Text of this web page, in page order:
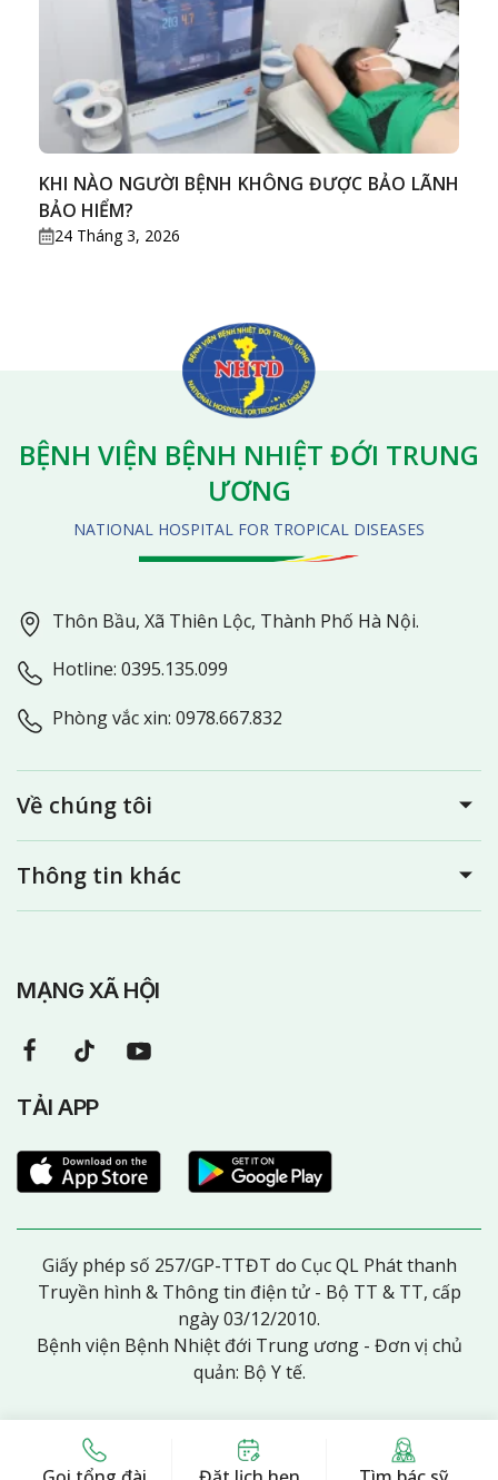
KHI NÀO NGƯỜI BỆNH KHÔNG ĐƯỢC BẢO LÃNH
BẢO HIỂM?
24 Tháng 3, 2026
BỆNH VIỆN BỆNH NHIỆT ĐỚI TRUNG
ƯƠNG
NATIONAL HOSPITAL FOR TROPICAL DISEASES
Thôn Bầu, Xã Thiên Lộc, Thành Phố Hà Nội.
Hotline: 0395.135.099
Phòng vắc xin: 0978.667.832
Về chúng tôi
Thông tin khác
MẠNG XÃ HỘI
TẢI APP
Giấy phép số 257/GP-TTĐT do Cục QL Phát thanh
Truyền hình & Thông tin điện tử - Bộ TT & TT, cấp
ngày 03/12/2010.
Bệnh viện Bệnh Nhiệt đới Trung ương - Đơn vị chủ
quản: Bộ Y tế.